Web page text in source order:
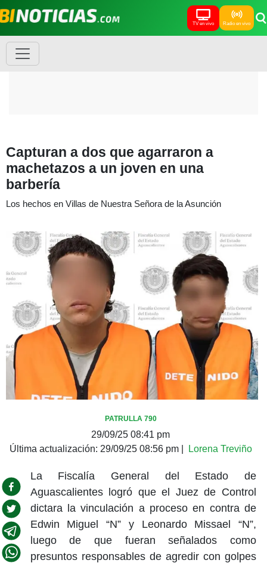
TV en vivo Radio en vivo
Capturan a dos que agarraron a
machetazos a un joven en una
barbería
Los hechos en Villas de Nuestra Señora de la Asunción
PATRULLA 790
29/09/25 08:41 pm
Última actualización: 29/09/25 08:56 pm| Lorena Treviño
La Fiscalía General del Estado de
Aguascalientes logró que el Juez de Control
dictara la vinculación a proceso en contra de
Edwin Miguel “N” y Leonardo Missael “N”,
luego de que fueran señalados como
presuntos responsables de agredir con golpes